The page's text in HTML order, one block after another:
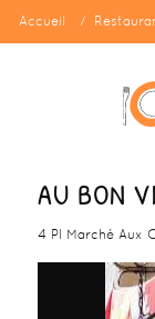
Accueil
AU BON
4 Pl Marché Aux